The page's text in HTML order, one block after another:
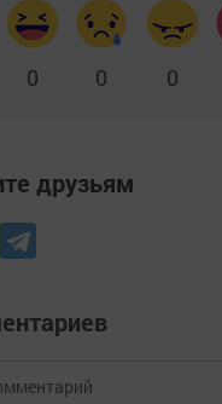
0 0 0
друзьям